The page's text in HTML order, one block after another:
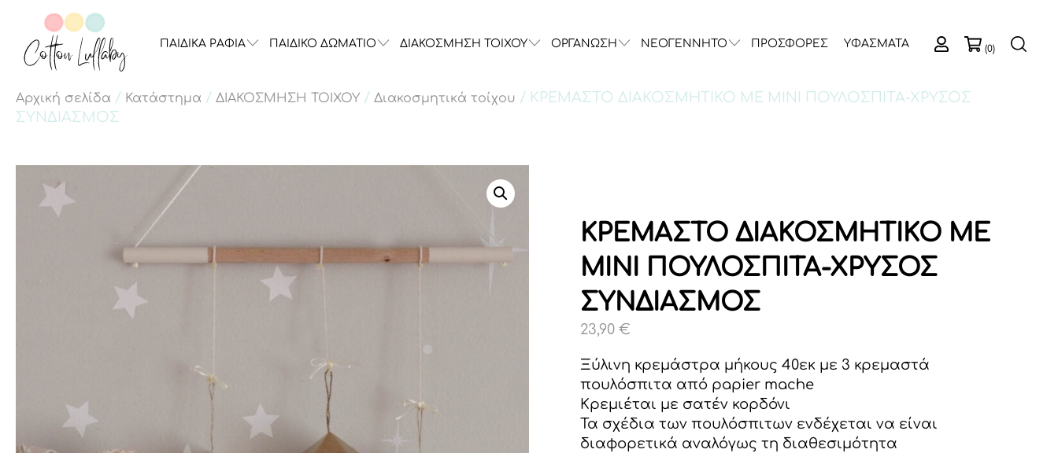
ΠΑΙΔΙΚΑ ΡΑΦΙΑ ΠΑΙΔΙΚΟ ΔΩΜΑΤΙΟ ΔΙΑΚΟΣΜΗΣΗ ΤΟΙΧΟΥ ΟΡΓΑΝΩΣΗ ΝΕΟΓΕΝΝΗΤΟ ΠΡΟΣΦΟΡΕΣ ΥΦΑΣΜΑΤΑ (0)
Αρχική σελίδα / Κατάστημα / ΔΙΑΚΟΣΜΗΣΗ ΤΟΙΧΟΥ / Διακοσμητικά τοίχου / ΚΡΕΜΑΣΤΟ ΔΙΑΚΟΣΜΗΤΙΚΟ ΜΕ ΜΙΝΙ ΠΟΥΛΟΣΠΙΤΑ-ΧΡΥΣΟΣ
ΣΥΝΔΙΑΣΜΟΣ
ΚΡΕΜΑΣΤΟ ΔΙΑΚΟΣΜΗΤΙΚΟ ΜΕ
ΜΙΝΙ ΠΟΥΛΟΣΠΙΤΑ-ΧΡΥΣΟΣ
ΣΥΝΔΙΑΣΜΟΣ
23,90€
Ξύλινη κρεμάστρα μήκους 40εκ με 3 κρεμαστά
πουλόσπιτα από papier mache
Κρεμιέται με σατέν κορδόνι
Τα σχέδια των πουλόσπιτων ενδέχεται να είναι
διαφορετικά αναλόγως τη διαθεσιμότητα